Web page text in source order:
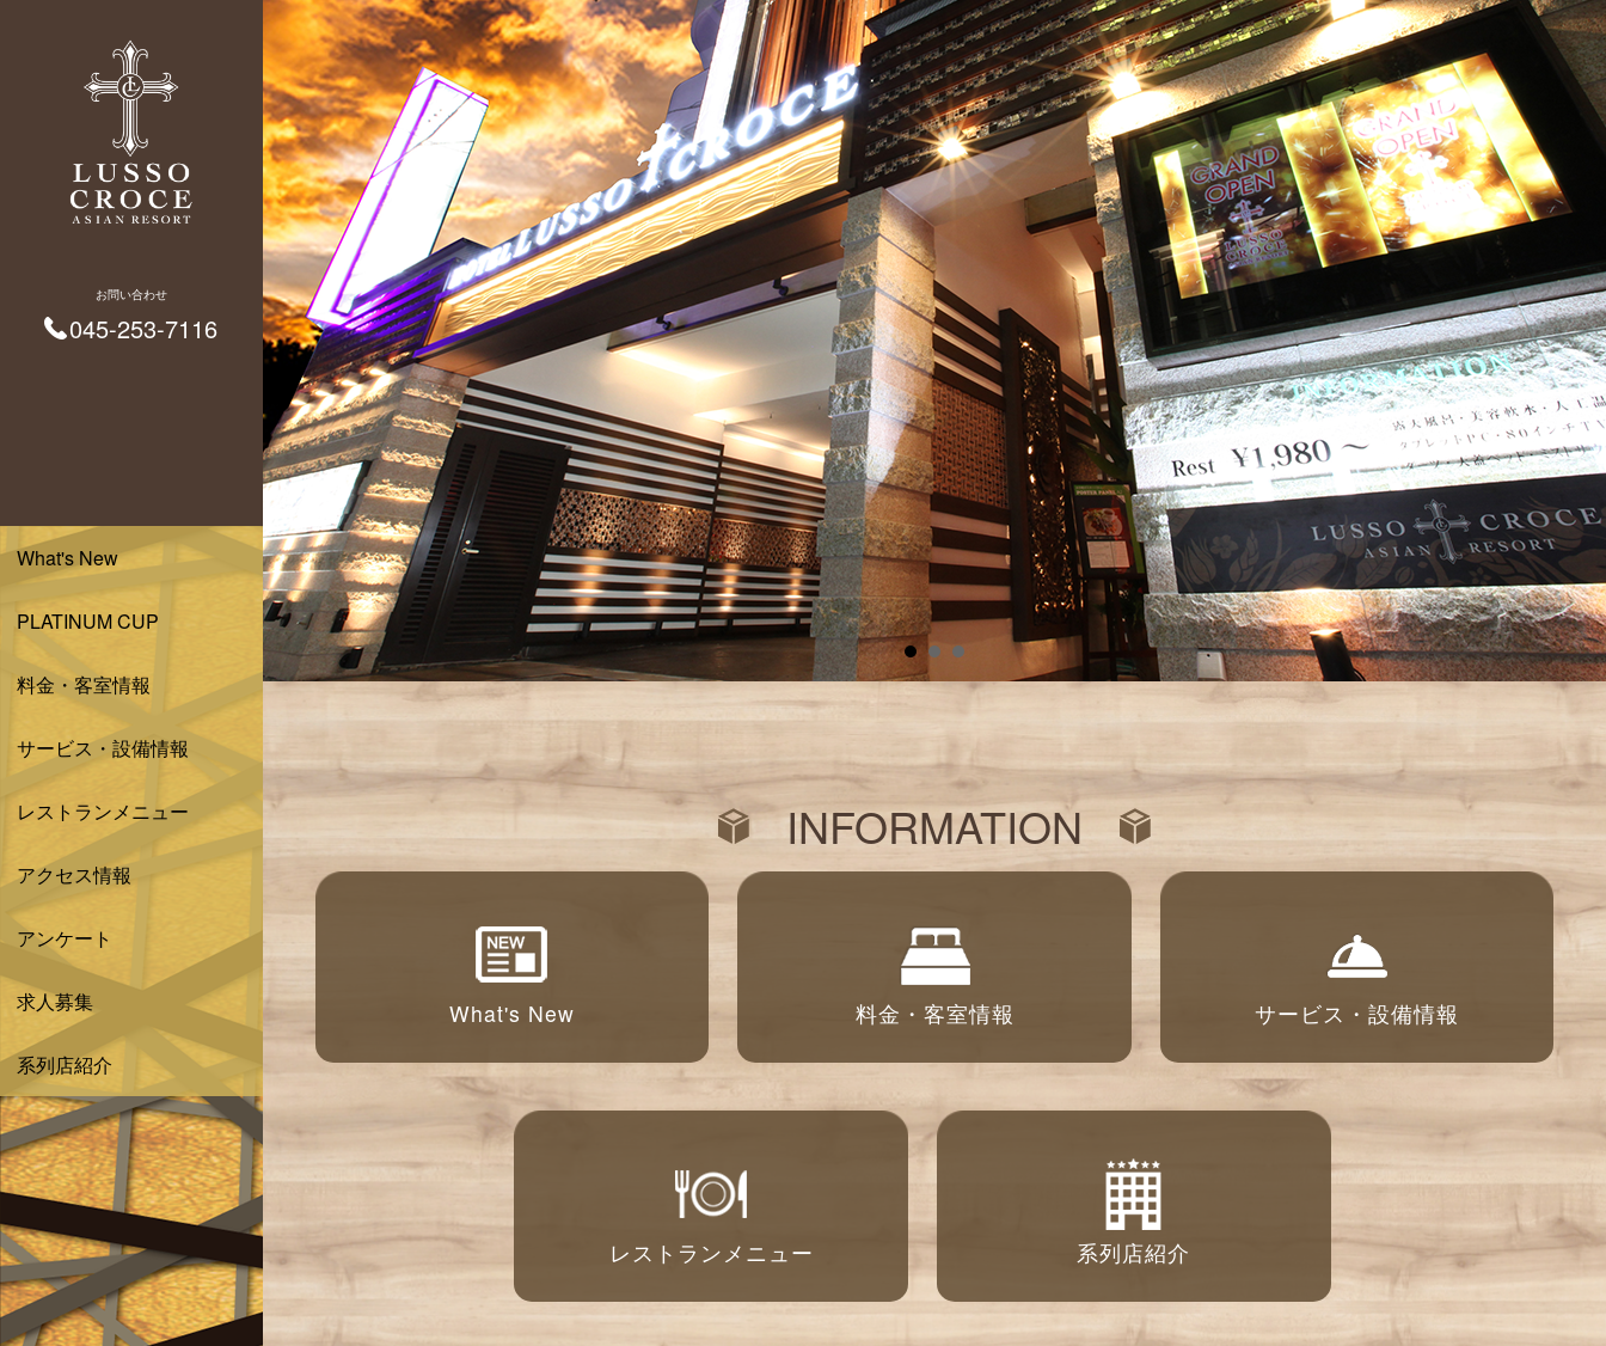
お問い合わせ
045-253-7116
What's New
PLATINUM CUP
料金・客室情報
サービス・設備情報
レストランメニュー
アクセス情報
アンケート
求人募集
系列店紹介
INFORMATION
What's New 料金・客室情報 サービス・設備情報
レストランメニュー 系列店紹介